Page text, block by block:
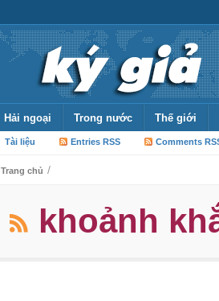
Hải ngoại Trong nước Thế giới
Tài liệu Entries RSS Comments
Trang chủ /
khoảnh